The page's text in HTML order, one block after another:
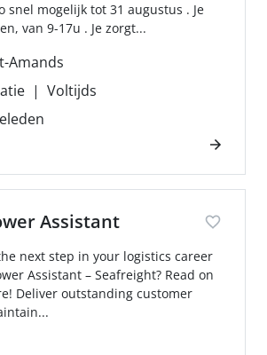
snel mogelijk tot 31 augustus . Je
van 9-17u . Je zorgt...
Amands
Voltijds
Assistant
next step in your logistics career
Assistant – Seafreight? Read on
Deliver outstanding customer